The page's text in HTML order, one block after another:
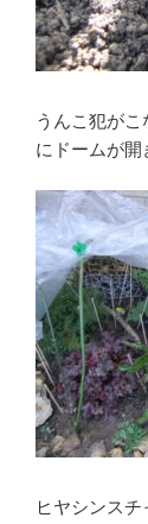
うんこ犯が
にドームが開
ヒヤシンス